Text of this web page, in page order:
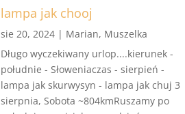
lampa jak chooj
sie 20, 2024| Marian, Muszelka
Długo wyczekiwany urlop....kierunek -
południe - Słoweniaczas - sierpień -
lampa jak skurwysyn - lampa jak chuj 3
sierpnia, Sobota ~804kmRuszamy po